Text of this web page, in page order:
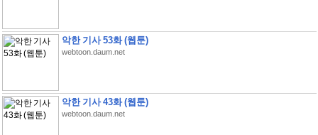
악한 기사 53화 (웹툰)
webtoon.daum.net
악한 기사 43화 (웹툰)
webtoon.daum.net